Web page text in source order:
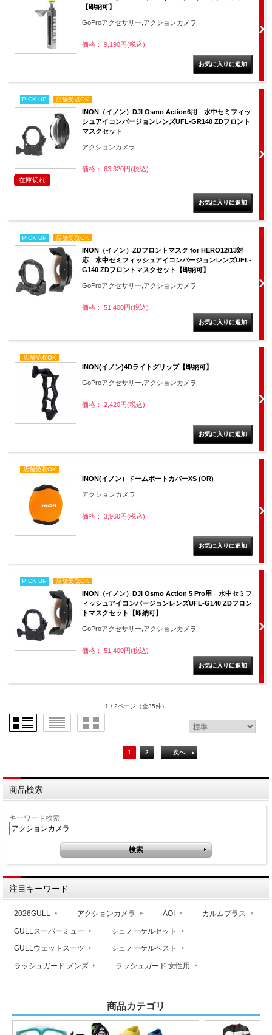
【即納可】
GoProアクセサリー,アクションカメラ
価格： 9,190円(税込)
PICK UP 店舗受取OK
INON（イノン）DJI Osmo Action6用 水中セミフィッ
シュアイコンバージョンレンズUFL-GR140 ZDフロント
マスクセット
アクションカメラ
価格： 63,320円(税込)
在庫切れ
PICK UP 店舗受取OK
INON（イノン）ZDフロントマスク for HERO12/13対
応 水中セミフィッシュアイコンバージョンレンズUFL-
G140 ZDフロントマスクセット【即納可】
GoProアクセサリー,アクションカメラ
価格： 51,400円(税込)
店舗受取OK
INON(イノン)4Dライトグリップ【即納可】
GoProアクセサリー,アクションカメラ
価格： 2,420円(税込)
店舗受取OK
INON(イノン）ドームポートカバーXS (OR)
アクションカメラ
価格： 3,960円(税込)
PICK UP 店舗受取OK
INON（イノン）DJI Osmo Action 5 Pro用 水中セミフ
ィッシュアイコンバージョンレンズUFL-G140 ZDフロン
トマスクセット【即納可】
GoProアクセサリー,アクションカメラ
価格： 51,400円(税込)
1 / 2ページ （全35件）
1 2 次へ
商品検索
キーワード検索
注目キーワード
2026GULL アクションカメラ AOI カルムプラス
GULLスーパーミュー シュノーケルセット
GULLウェットスーツ シュノーケルベスト
ラッシュガード メンズ ラッシュガード 女性用
商品カテゴリ